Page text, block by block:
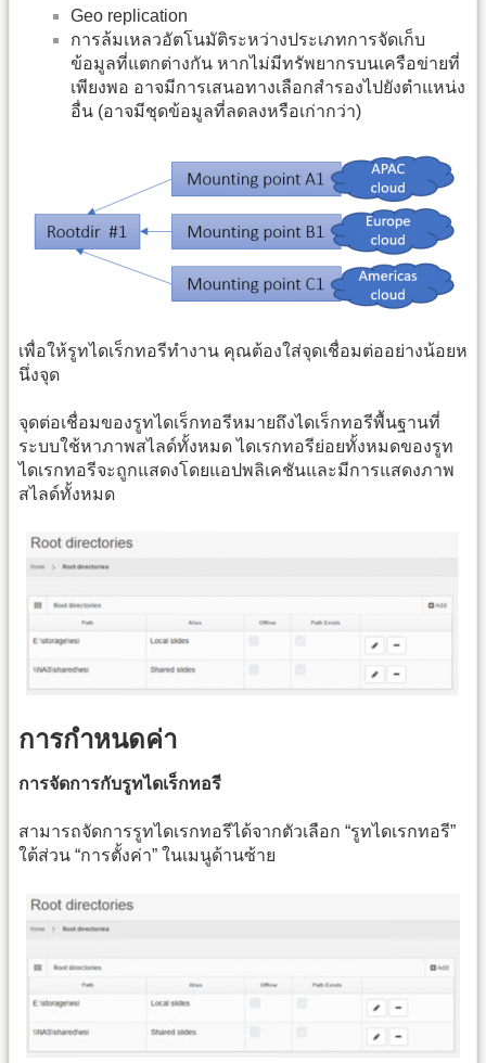
Geo replication
การล้มเหลวอัตโนมัติระหว่างประเภทการจัดเก็บ
ข้อมูลที่แตกต่างกัน หากไม่มีทรัพยากรบนเครือข่ายที่
เพียงพอ อาจมีการเสนอทางเลือกสำรองไปยังตำแหน่ง
อื่น (อาจมีชุดข้อมูลที่ลดลงหรือเก่ากว่า)
เพื่อให้รูทไดเร็กทอรีทำงาน คุณต้องใส่จุดเชื่อมต่ออย่างน้อยห
นึ่งจุด
จุดต่อเชื่อมของรูทไดเร็กทอรีหมายถึงไดเร็กทอรีพื้นฐานที่
ระบบใช้หาภาพสไลด์ทั้งหมด ไดเรกทอรีย่อยทั้งหมดของรูท
ไดเรกทอรีจะถูกแสดงโดยแอปพลิเคชันและมีการแสดงภาพ
สไลด์ทั้งหมด
การกำหนดค่า
การจัดการกับรูทไดเร็กทอรี
สามารถจัดการรูทไดเรกทอรีได้จากตัวเลือก “รูทไดเรกทอรี”
ใต้ส่วน “การตั้งค่า” ในเมนูด้านซ้าย